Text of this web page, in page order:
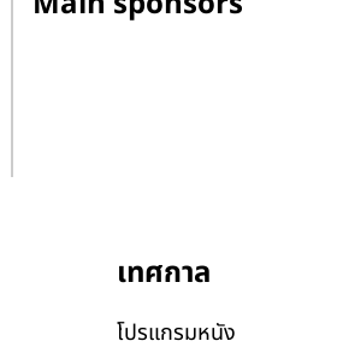
เทศกาล
โปรแกรมหนัง